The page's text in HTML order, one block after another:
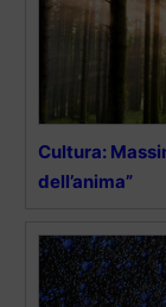
Cultura:
dell’anima”